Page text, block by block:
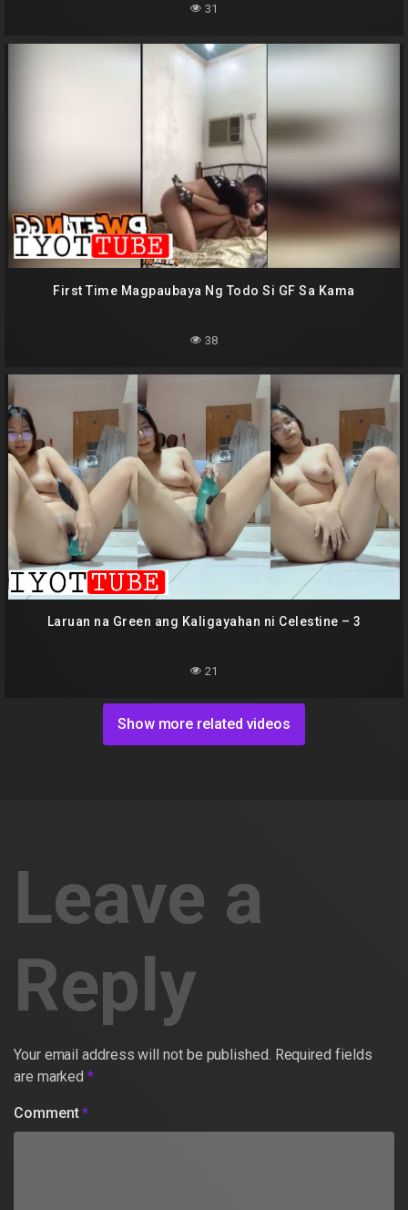
31
First Time Magpaubaya Ng Todo Si GF Sa Kama
38
Laruan na Green ang Kaligayahan ni Celestine – 3
21
Show more related videos
Leave a
Reply
Your email address will not be published. Required fields
are marked*
Comment*